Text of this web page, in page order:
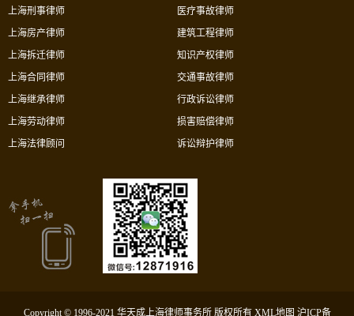
上海刑事律师
上海房产律师
上海拆迁律师
医疗事故律师
建筑工程律师
知识产权律师
上海合同律师
上海继承律师
上海劳动律师
上海法律顾问
交通事故律师
行政诉讼律师
损害赔偿律师
诉讼辩护律师
Copyright © 1996-2021 华天成上海律师事务所 版权所有 XML地图 沪ICP备